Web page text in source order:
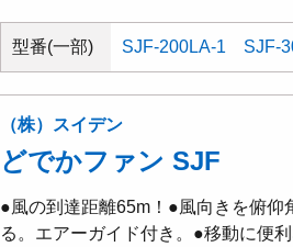
型番(一部) SJF-200LA-1 SJF-
（株）スイデン
どでかファン SJF
●風の到達距離65m！●風向きを俯仰
る。エアーガイド付き。●移動に便